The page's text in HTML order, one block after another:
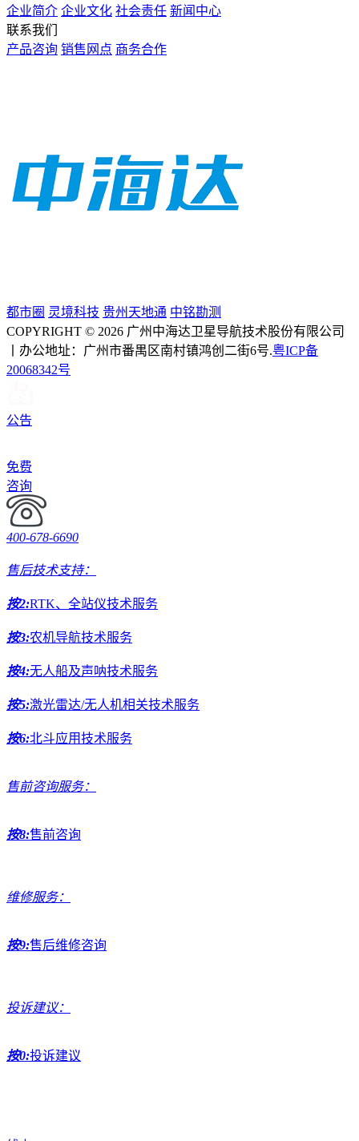
企业简介 企业文化 社会责任 新闻中心
联系我们
产品咨询 销售网点 商务合作
都市圈 灵境科技 贵州天地通 中铭勘测
COPYRIGHT © 2026 广州中海达卫星导航技术股份有限公司
丨办公地址：广州市番禺区南村镇鸿创二街6号.粤ICP备
20068342号
公告
免费
咨询
400-678-6690
售后技术支持：
按2:RTK、全站仪技术服务
按3:农机导航技术服务
按4:无人船及声呐技术服务
按5:激光雷达/无人机相关技术服务
按6:北斗应用技术服务
售前咨询服务：
按8:售前咨询
维修服务：
按9:售后维修咨询
投诉建议：
按0:投诉建议